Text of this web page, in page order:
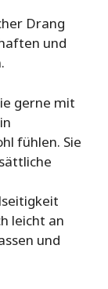
Drang
und
gerne mit
fühlen. Sie
leicht an
und